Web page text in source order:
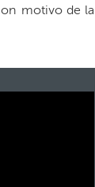
motivo de la